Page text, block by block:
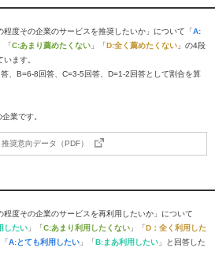
度その企業のサービスを推奨したいか」について「A:
「C:あまり薦めたくない 」「D:全く薦めたくない 」の4段
ます。
、B=6-8回答、C=3-5回答、D=1-2回答として割合を算
業です。
推奨意向データ（PDF）
度その企業のサービスを再利用したいか」について
したい 」「C:あまり利用したくない 」「D：全く利用した
A:とても利用したい 」「B:まあ利用したい 」と回答した